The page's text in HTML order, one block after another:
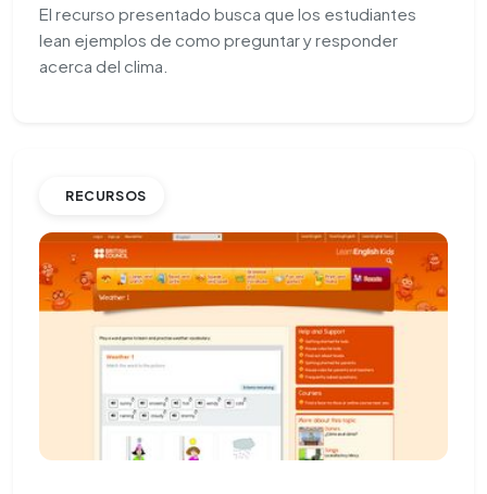
El recurso presentado busca que los estudiantes
lean ejemplos de como preguntar y responder
acerca del clima.
RECURSOS